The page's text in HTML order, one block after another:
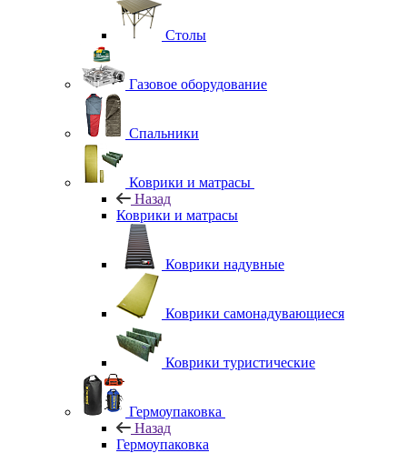
Столы
Газовое оборудование
Спальники
Коврики и матрасы
Назад
Коврики и матрасы
Коврики надувные
Коврики самонадувающиеся
Коврики туристические
Гермоупаковка
Назад
Гермоупаковка